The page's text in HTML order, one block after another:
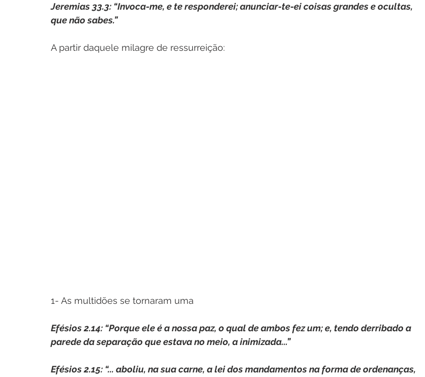
Jeremias 33.3: “Invoca-me, e te responderei; anunciar-te-ei coisas grandes e ocultas,
que não sabes.”
A partir daquele milagre de ressurreição:
1- As multidões se tornaram uma
Efésios 2.14: “Porque ele é a nossa paz, o qual de ambos fez um; e, tendo derribado a
parede da separação que estava no meio, a inimizada...”
Efésios 2.15: “... aboliu, na sua carne, a lei dos mandamentos na forma de ordenanças,